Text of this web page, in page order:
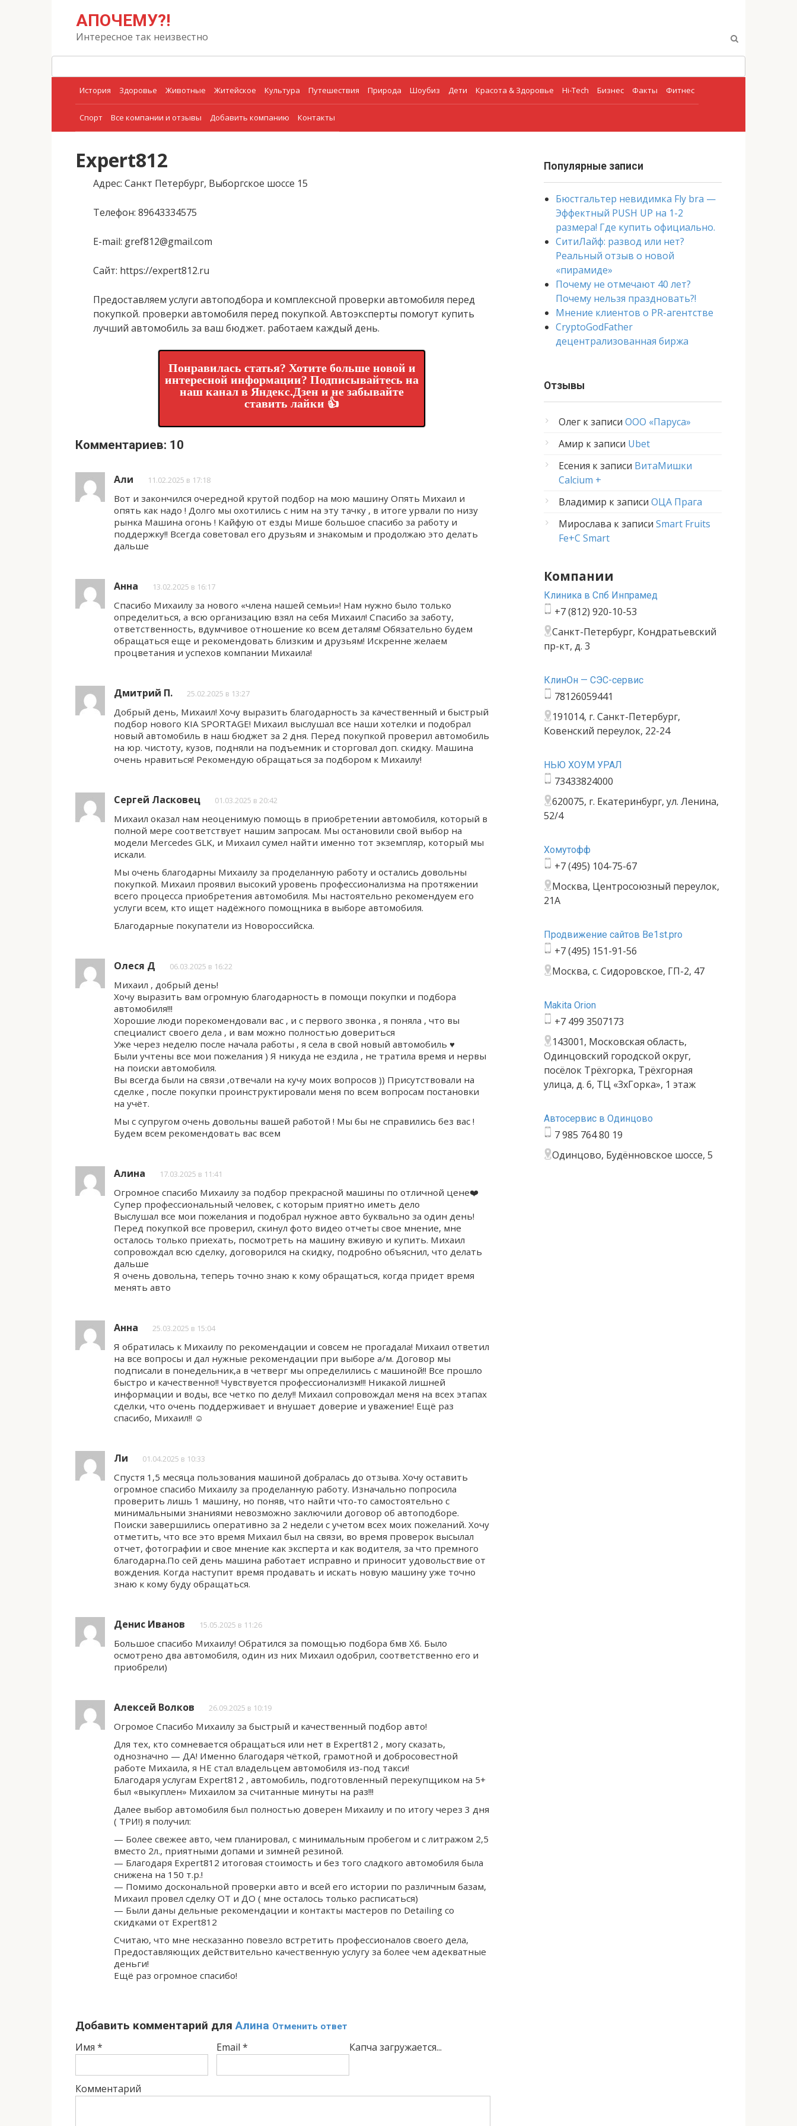
АПОЧЕМУ?!
Интересное так неизвестно
История Здоровье Животные Житейское Культура Путешествия Природа Шоубиз Дети Красота & Здоровье Hi-Tech Бизнес Факты Фитнес
Спорт Все компании и отзывы Добавить компанию Контакты
Expert812
Адрес: Санкт Петербург, Выборгское шоссе 15
Телефон: 89643334575
E-mail: gref812@gmail.com
Сайт: https://expert812.ru
Предоставляем услуги автоподбора и комплексной проверки автомобиля перед
покупкой. проверки автомобиля перед покупкой. Автоэксперты помогут купить
лучший автомобиль за ваш бюджет. работаем каждый день.
Понравилась статья? Хотите больше новой и
интересной информации? Подписывайтесь на
наш канал в Яндекс.Дзен и не забывайте
ставить лайки 👍
Комментариев: 10
Али 11.02.2025 в 17:18
Вот и закончился очередной крутой подбор на мою машину Опять Михаил и
опять как надо ! Долго мы охотились с ним на эту тачку , в итоге урвали по низу
рынка Машина огонь ! Кайфую от езды Мише большое спасибо за работу и
поддержку!! Всегда советовал его друзьям и знакомым и продолжаю это делать
дальше
Анна 13.02.2025 в 16:17
Спасибо Михаилу за нового «члена нашей семьи»! Нам нужно было только
определиться, а всю организацию взял на себя Михаил! Спасибо за заботу,
ответственность, вдумчивое отношение ко всем деталям! Обязательно будем
обращаться еще и рекомендовать близким и друзьям! Искренне желаем
процветания и успехов компании Михаила!
Дмитрий П. 25.02.2025 в 13:27
Добрый день, Михаил! Хочу выразить благодарность за качественный и быстрый
подбор нового KIA SPORTAGE! Михаил выслушал все наши хотелки и подобрал
новый автомобиль в наш бюджет за 2 дня. Перед покупкой проверил автомобиль
на юр. чистоту, кузов, подняли на подъемник и сторговал доп. скидку. Машина
очень нравиться! Рекомендую обращаться за подбором к Михаилу!
Сергей Ласковец 01.03.2025 в 20:42
Михаил оказал нам неоценимую помощь в приобретении автомобиля, который в
полной мере соответствует нашим запросам. Мы остановили свой выбор на
модели Mercedes GLK, и Михаил сумел найти именно тот экземпляр, который мы
искали.
Мы очень благодарны Михаилу за проделанную работу и остались довольны
покупкой. Михаил проявил высокий уровень профессионализма на протяжении
всего процесса приобретения автомобиля. Мы настоятельно рекомендуем его
услуги всем, кто ищет надёжного помощника в выборе автомобиля.
Благодарные покупатели из Новороссийска.
Олеся Д 06.03.2025 в 16:22
Михаил , добрый день!
Хочу выразить вам огромную благодарность в помощи покупки и подбора
автомобиля!!!
Хорошие люди порекомендовали вас , и с первого звонка , я поняла , что вы
специалист своего дела , и вам можно полностью довериться
Уже через неделю после начала работы , я села в свой новый автомобиль ♥️
Были учтены все мои пожелания ) Я никуда не ездила , не тратила время и нервы
на поиски автомобиля.
Вы всегда были на связи ,отвечали на кучу моих вопросов )) Присутствовали на
сделке , после покупки проинструктировали меня по всем вопросам постановки
на учёт.
Мы с супругом очень довольны вашей работой ! Мы бы не справились без вас !
Будем всем рекомендовать вас всем
Алина 17.03.2025 в 11:41
Огромное спасибо Михаилу за подбор прекрасной машины по отличной цене❤️
Супер профессиональный человек, с которым приятно иметь дело
Выслушал все мои пожелания и подобрал нужное авто буквально за один день!
Перед покупкой все проверил, скинул фото видео отчеты свое мнение, мне
осталось только приехать, посмотреть на машину вживую и купить. Михаил
сопровождал всю сделку, договорился на скидку, подробно объяснил, что делать
дальше
Я очень довольна, теперь точно знаю к кому обращаться, когда придет время
менять авто
Анна 25.03.2025 в 15:04
Я обратилась к Михаилу по рекомендации и совсем не прогадала! Михаил ответил
на все вопросы и дал нужные рекомендации при выборе а/м. Договор мы
подписали в понедельник,а в четверг мы определились с машиной!! Все прошло
быстро и качественно!! Чувствуется профессионализм!!! Никакой лишней
информации и воды, все четко по делу!! Михаил сопровождал меня на всех этапах
сделки, что очень поддерживает и внушает доверие и уважение! Ещё раз
спасибо, Михаил!! ☺️
Ли 01.04.2025 в 10:33
Спустя 1,5 месяца пользования машиной добралась до отзыва. Хочу оставить
огромное спасибо Михаилу за проделанную работу. Изначально попросила
проверить лишь 1 машину, но поняв, что найти что-то самостоятельно с
минимальными знаниями невозможно заключили договор об автоподборе.
Поиски завершились оперативно за 2 недели с учетом всех моих пожеланий. Хочу
отметить, что все это время Михаил был на связи, во время проверок высылал
отчет, фотографии и свое мнение как эксперта и как водителя, за что премного
благодарна.По сей день машина работает исправно и приносит удовольствие от
вождения. Когда наступит время продавать и искать новую машину уже точно
знаю к кому буду обращаться.
Денис Иванов 15.05.2025 в 11:26
Большое спасибо Михаилу! Обратился за помощью подбора бмв X6. Было
осмотрено два автомобиля, один из них Михаил одобрил, соответственно его и
приобрели)
Алексей Волков 26.09.2025 в 10:19
Огромое Спасибо Михаилу за быстрый и качественный подбор авто!
Для тех, кто сомневается обращаться или нет в Expert812 , могу сказать,
однозначно — ДА! Именно благодаря чёткой, грамотной и добросовестной
работе Михаила, я НЕ стал владельцем автомобиля из-под такси!
Благодаря услугам Expert812 , автомобиль, подготовленный перекупщиком на 5+
был «выкуплен» Михаилом за считанные минуты на раз!!!
Далее выбор автомобиля был полностью доверен Михаилу и по итогу через 3 дня
( ТРИ!) я получил:
— Более свежее авто, чем планировал, с минимальным пробегом и с литражом 2,5
вместо 2л., приятными допами и зимней резиной.
— Благодаря Expert812 итоговая стоимость и без того сладкого автомобиля была
снижена на 150 т.р.!
— Помимо доскональной проверки авто и всей его истории по различным базам,
Михаил провел сделку ОТ и ДО ( мне осталось только расписаться)
— Были даны дельные рекомендации и контакты мастеров по Detailing со
скидками от Expert812
Считаю, что мне несказанно повезло встретить профессионалов своего дела,
Предоставляющих действительно качественную услугу за более чем адекватные
деньги!
Ещё раз огромное спасибо!
Добавить комментарий дляАлина Отменить ответ
Имя * Email * Капча загружается...
Комментарий
Популярные записи
Бюстгальтер невидимка Fly bra —
Эффектный PUSH UP на 1-2
размера! Где купить официально.
СитиЛайф: развод или нет?
Реальный отзыв о новой
«пирамиде»
Почему не отмечают 40 лет?
Почему нельзя праздновать?!
Мнение клиентов о PR-агентстве
CryptoGodFather
децентрализованная биржа
Отзывы
Олег к записи ООО «Паруса»
Амир к записи Ubet
Есения к записи ВитаМишки
Calcium +
Владимир к записи ОЦА Прага
Мирослава к записи Smart Fruits
Fe+C Smart
Компании
Клиника в Спб Инпрамед
+7 (812) 920-10-53
Санкт-Петербург, Кондратьевский
пр-кт, д. 3
КлинОн — СЭС-сервис
78126059441
191014, г. Санкт-Петербург,
Ковенский переулок, 22-24
НЬЮ ХОУМ УРАЛ
73433824000
620075, г. Екатеринбург, ул. Ленина,
52/4
Хомутофф
+7 (495) 104-75-67
Москва, Центросоюзный переулок,
21А
Продвижение сайтов Be1st.pro
+7 (495) 151-91-56
Москва, с. Сидоровское, ГП-2, 47
Makita Orion
+7 499 3507173
143001, Московская область,
Одинцовский городской округ,
посёлок Трёхгорка, Трёхгорная
улица, д. 6, ТЦ «3хГорка», 1 этаж
Автосервис в Одинцово
7 985 764 80 19
Одинцово, Будённовское шоссе, 5